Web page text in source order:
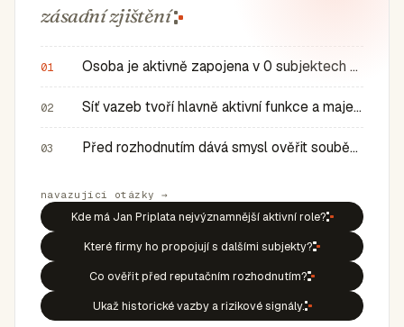
zásadnízjištění
01 Osoba je aktivně zapojena v 0 subjektech a má 0 historic…
02 Síť vazeb tvoří hlavně aktivní funkce a majetkové role v…
03 Před rozhodnutím dává smysl ověřit souběh rolí, historic…
navazující otázky →
Kde má Jan Priplata nejvýznamnější aktivní role?
Které firmy ho propojují s dalšími subjekty?
Co ověřit před reputačním rozhodnutím?
Ukaž historické vazby a rizikové signály.